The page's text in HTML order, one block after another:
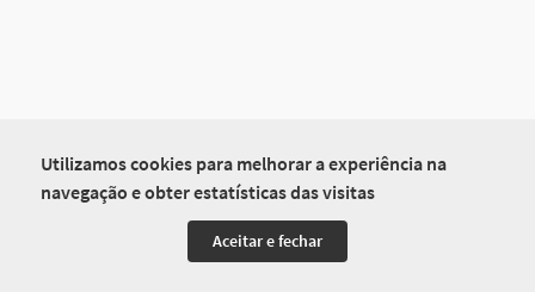
Utilizamos cookies para melhorar a experiência na
navegação e obter estatísticas das visitas
Aceitar e fechar